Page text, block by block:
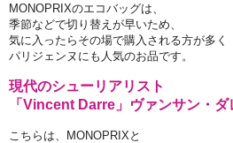
MONOPRIXのエコバッグは、
季節などで切り替えが早いため、
気に入ったらその場で購入される方が多く
パリジェンヌにも人気のお品です。
現代のシューリアリスト
「Vincent Darre」ヴァンサン・
こちらは、MONOPRIXと